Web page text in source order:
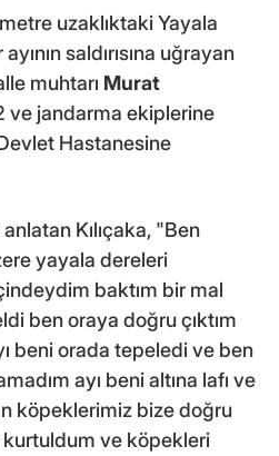
uzaklıktaki Yayala
saldırısına uğrayan
muhtarı Murat
ve jandarma ekiplerine
Hastanesine
Kılıçaka, "Ben
yayala dereleri
baktım bir mal
ben oraya doğru çıktım
beni orada tepeledi ve ben
ayı beni altına lafı ve
köpeklerimiz bize doğru
kurtuldum ve köpekleri